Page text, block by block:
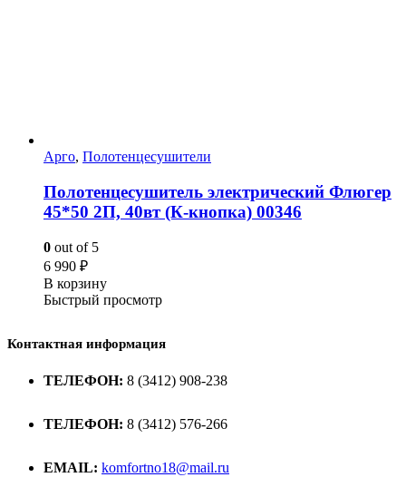
Арго, Полотенцесушители
Полотенцесушитель электрический Флюгер
45*50 2П, 40вт (К-кнопка) 00346
0 out of 5
6 990 ₽
В корзину
Быстрый просмотр
Контактная информация
ТЕЛЕФОН: 8 (3412) 908-238
ТЕЛЕФОН: 8 (3412) 576-266
EMAIL: komfortno18@mail.ru